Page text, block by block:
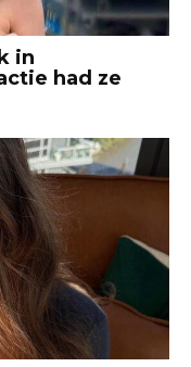
in
had ze